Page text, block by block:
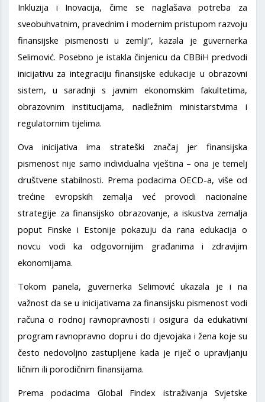
Inkluzija i Inovacija, čime se naglašava potreba za
sveobuhvatnim, pravednim i modernim pristupom razvoju
finansijske pismenosti u zemlji”, kazala je guvernerka
Selimović. Posebno je istakla činjenicu da CBBiH predvodi
inicijativu za integraciju finansijske edukacije u obrazovni
sistem, u saradnji s javnim ekonomskim fakultetima,
obrazovnim institucijama, nadležnim ministarstvima i
regulatornim tijelima.
Ova inicijativa ima strateški značaj jer finansijska
pismenost nije samo individualna vještina – ona je temelj
društvene stabilnosti. Prema podacima OECD-a, više od
trećine evropskih zemalja već provodi nacionalne
strategije za finansijsko obrazovanje, a iskustva zemalja
poput Finske i Estonije pokazuju da rana edukacija o
novcu vodi ka odgovornijim građanima i zdravijim
ekonomijama.
Tokom panela, guvernerka Selimović ukazala je i na
važnost da se u inicijativama za finansijsku pismenost vodi
računa o rodnoj ravnopravnosti i osigura da edukativni
program ravnopravno dopru i do djevojaka i žena koje su
često nedovoljno zastupljene kada je riječ o upravljanju
ličnim ili porodičnim finansijama.
Prema podacima Global Findex istraživanja Svjetske